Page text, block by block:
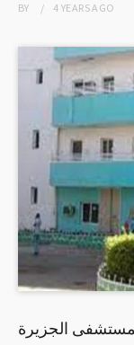
BY 4 YEARSAGO
الجزيرة